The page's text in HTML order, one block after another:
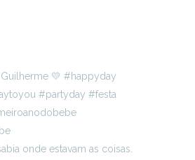
onde estavam as coisas.